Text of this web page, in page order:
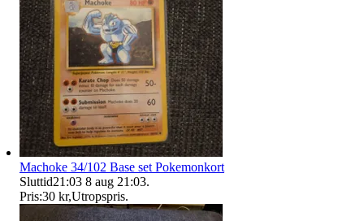
Machoke 34/102 Base set Pokemonkort
Sluttid21:03 8 aug 21:03.
Pris:30 kr,Utropspris.